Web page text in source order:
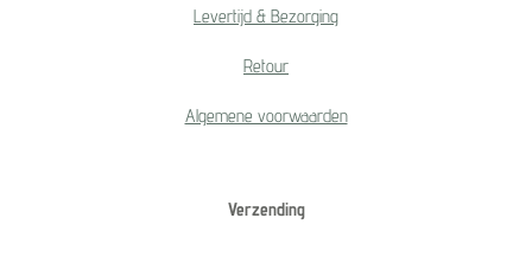
Levertijd & Bezorging
Retour
Algemene voorwaarden
Verzending